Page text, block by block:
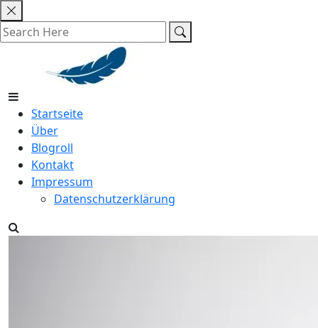
Skip
to
content
Startseite
Über
Blogroll
Kontakt
Impressum
Datenschutzerklärung